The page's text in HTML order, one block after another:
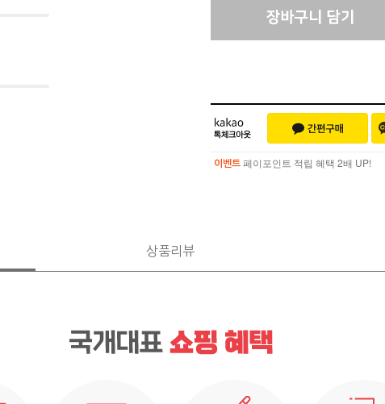
이벤트 페이포인트 적립 혜택 2배 UP!
상품리뷰